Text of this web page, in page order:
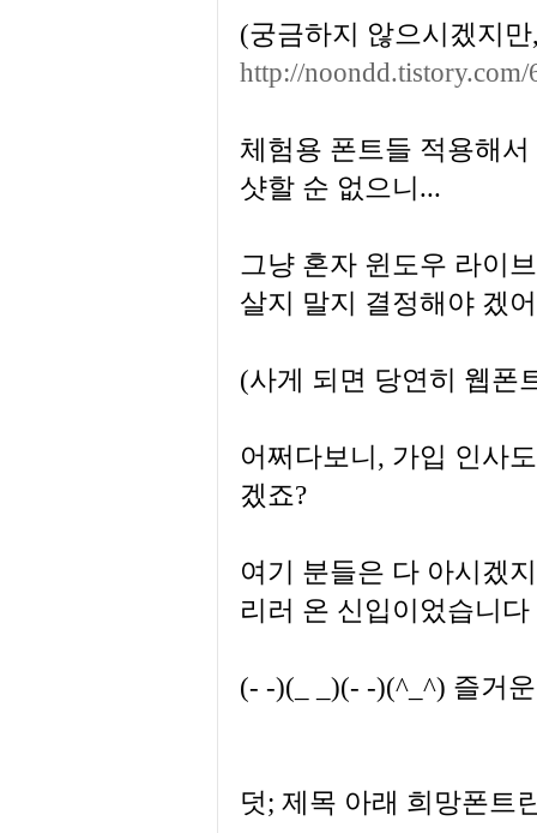
(궁금하지 않으시겠지
http://noondd.tistory.com/
체험용 폰트들 적용해
샷할 순 없으니...
그냥 혼자 윈도우 라이
살지 말지 결정해야 겠
(사게 되면 당연히 웹폰
어쩌다보니, 가입 인사
겠죠?
여기 분들은 다 아시겠
리러 온 신입이었습니다
(- -)(_ _)(- -)(^_^) 즐거
덧; 제목 아래 희망폰트